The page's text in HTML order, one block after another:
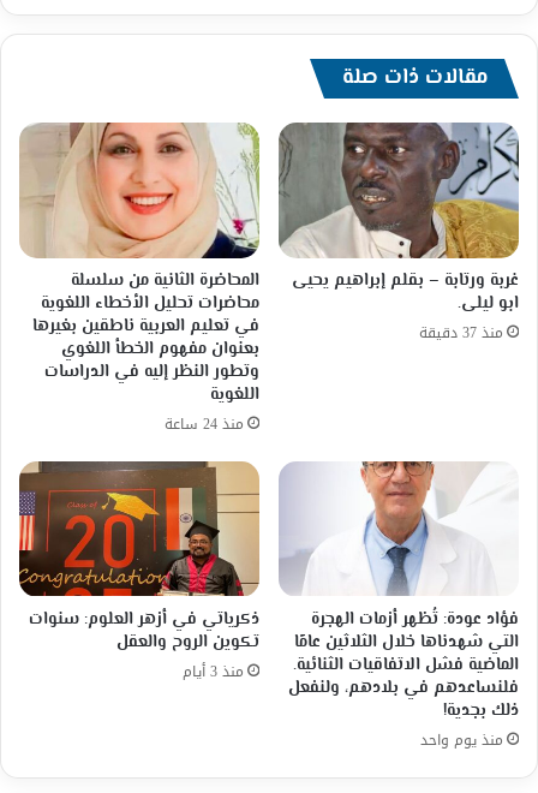
مقالات ذات صلة
غربة ورتابة – بقلم إبراهيم يحيى
ابو ليلى.
منذ 37 دقيقة
المحاضرة الثانية من سلسلة
محاضرات تحليل الأخطاء اللغوية
في تعليم العربية ناطقين بغيرها
بعنوان مفهوم الخطأ اللغوي
وتطور النظر إليه في الدراسات
اللغوية
منذ 24 ساعة
فؤاد عودة: تُظهر أزمات الهجرة
التي شهدناها خلال الثلاثين عامًا
الماضية فشل الاتفاقيات الثنائية.
فلنساعدهم في بلادهم، ولنفعل
ذلك بجدية!
منذ يوم واحد
ذكرياتي في أزهر العلوم: سنوات
تكوين الروح والعقل
منذ 3 أيام